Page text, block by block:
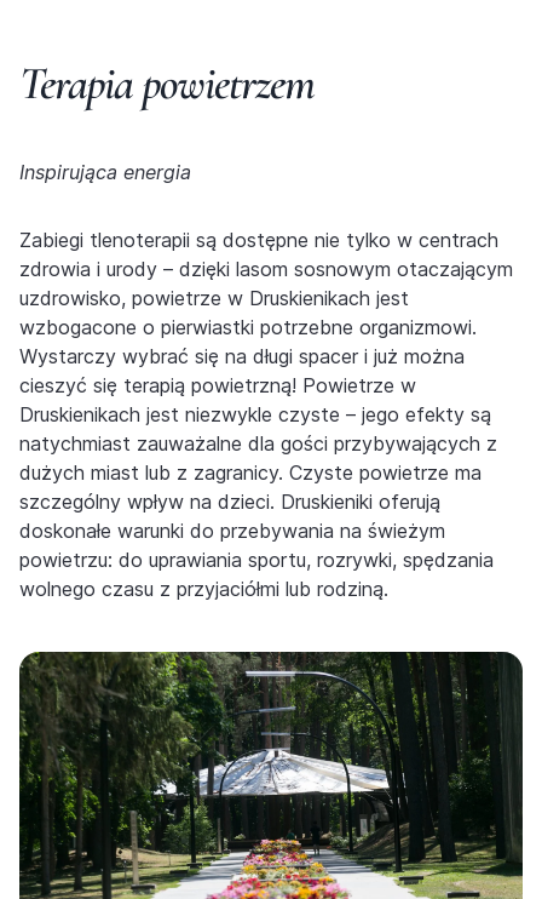
Terapia powietrzem
Inspirująca energia
Zabiegi tlenoterapii są dostępne nie tylko w centrach
zdrowia i urody – dzięki lasom sosnowym otaczającym
uzdrowisko, powietrze w Druskienikach jest
wzbogacone o pierwiastki potrzebne organizmowi.
Wystarczy wybrać się na długi spacer i już można
cieszyć się terapią powietrzną! Powietrze w
Druskienikach jest niezwykle czyste – jego efekty są
natychmiast zauważalne dla gości przybywających z
dużych miast lub z zagranicy. Czyste powietrze ma
szczególny wpływ na dzieci. Druskieniki oferują
doskonałe warunki do przebywania na świeżym
powietrzu: do uprawiania sportu, rozrywki, spędzania
wolnego czasu z przyjaciółmi lub rodziną.